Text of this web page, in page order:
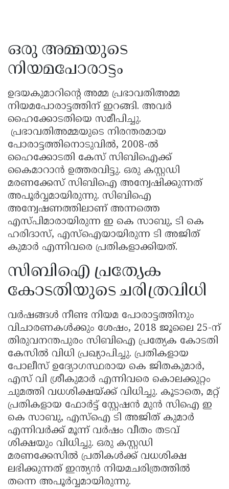
ഒരു അമ്മയുടെ
നിയമപോരാട്ടം
ഉദയകുമാറിന്റെ അമ്മ പ്രഭാവതിഅമ്മ
നിയമപോരാട്ടത്തിന് ഇറങ്ങി. അവർ
ഹൈക്കോടതിയെ സമീപിച്ചു.
പ്രഭാവതിഅമ്മയുടെ നിരന്തരമായ
പോരാട്ടത്തിനൊടുവിൽ, 2008-ൽ
ഹൈക്കോടതി കേസ് സിബിഐക്ക്
കൈമാറാൻ ഉത്തരവിട്ടു. ഒരു കസ്റ്റഡി
മരണക്കേസ് സിബിഐ അന്വേഷിക്കുന്നത്
അപൂർവ്വമായിരുന്നു. സിബിഐ
അന്വേഷണത്തിലാണ് അന്നത്തെ
എസ്പിമാരായിരുന്ന ഇ കെ സാബു, ടി കെ
ഹരിദാസ്, എസ്ഐയായിരുന്ന ടി അജിത്
കുമാർ എന്നിവരെ പ്രതികളാക്കിയത്.
സിബിഐ പ്രത്യേക
കോടതിയുടെ ചരിത്രവിധി
വർഷങ്ങൾ നീണ്ട നിയമ പോരാട്ടത്തിനും
വിചാരണകൾക്കും ശേഷം, 2018 ജൂലൈ 25-ന്
തിരുവനന്തപുരം സിബിഐ പ്രത്യേക കോടതി
കേസിൽ വിധി പ്രഖ്യാപിച്ചു. പ്രതികളായ
പോലീസ് ഉദ്യോഗസ്ഥരായ കെ ജിതകുമാർ,
എസ് വി ശ്രീകുമാർ എന്നിവരെ കൊലക്കുറ്റം
ചുമത്തി വധശിക്ഷയ്ക്ക് വിധിച്ചു. കൂടാതെ, മറ്റ്
പ്രതികളായ ഫോർട്ട് സ്റ്റേഷൻ മുൻ സിഐ ഇ
കെ സാബു, എസ്ഐ ടി അജിത് കുമാർ
എന്നിവർക്ക് മൂന്ന് വർഷം വീതം തടവ്
ശിക്ഷയും വിധിച്ചു. ഒരു കസ്റ്റഡി
മരണക്കേസിൽ പ്രതികൾക്ക് വധശിക്ഷ
ലഭിക്കുന്നത് ഇന്ത്യൻ നിയമചരിത്രത്തിൽ
തന്നെ അപൂർവ്വമായിരുന്നു.